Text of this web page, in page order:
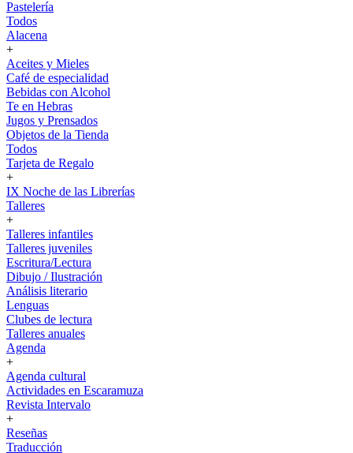
Pastelería
Todos
Alacena
+
Aceites y Mieles
Café de especialidad
Bebidas con Alcohol
Te en Hebras
Jugos y Prensados
Objetos de la Tienda
Todos
Tarjeta de Regalo
+
IX Noche de las Librerías
Talleres
+
Talleres infantiles
Talleres juveniles
Escritura/Lectura
Dibujo / Ilustración
Análisis literario
Lenguas
Clubes de lectura
Talleres anuales
Agenda
+
Agenda cultural
Actividades en Escaramuza
Revista Intervalo
+
Reseñas
Traducción